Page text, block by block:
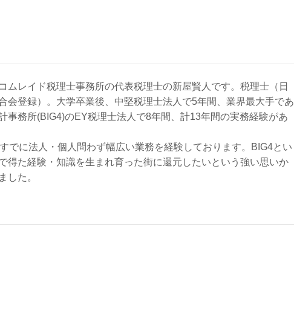
ムレイド税理士事務所の代表税理士の新屋賢人です。税理士（日
会登録）。大学卒業後、中堅税理士法人で5年間、業界最大手であ
事務所(BIG4)のEY税理士法人で8年間、計13年間の実務経験があ
でに法人・個人問わず幅広い業務を経験しております。BIG4とい
得た経験・知識を生まれ育った街に還元したいという強い思いか
した。